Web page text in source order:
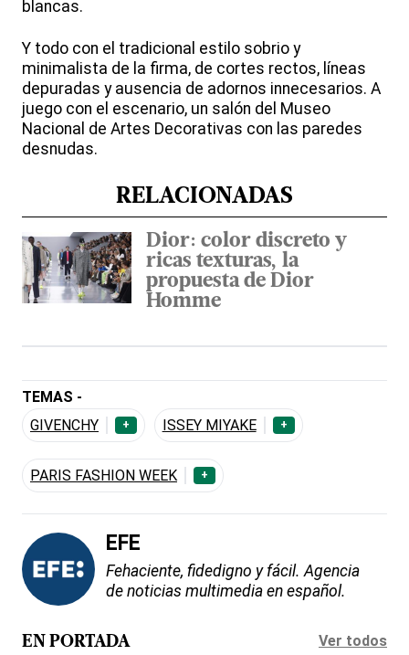
blancas.
Y todo con el tradicional estilo sobrio y
minimalista de la firma, de cortes rectos, líneas
depuradas y ausencia de adornos innecesarios. A
juego con el escenario, un salón del Museo
Nacional de Artes Decorativas con las paredes
desnudas.
RELACIONADAS
Dior: color discreto y
ricas texturas, la
propuesta de Dior
Homme
TEMAS -
GIVENCHY
+ ISSEY MIYAKE +
PARIS FASHION WEEK +
EFE
Fehaciente, fidedigno y fácil. Agencia
de noticias multimedia en español.
EN PORTADA Ver todos